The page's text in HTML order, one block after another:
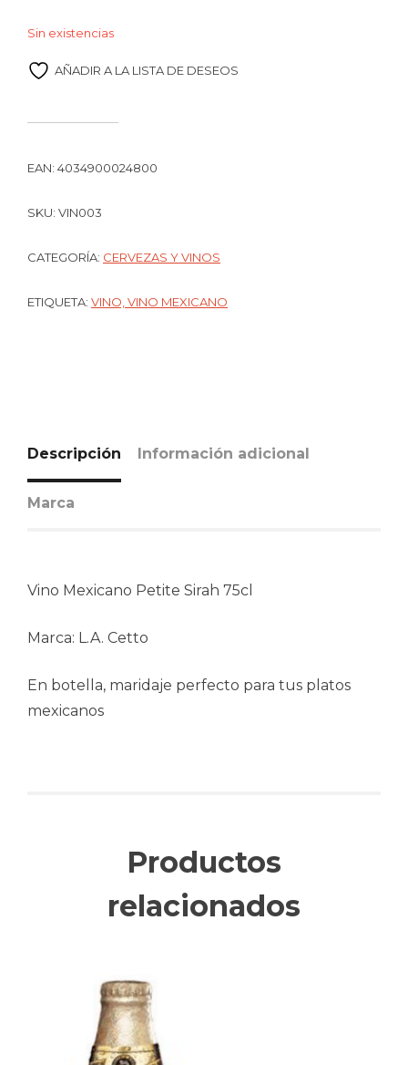
Sin existencias
AÑADIR A LA LISTA DE DESEOS
EAN: 4034900024800
SKU: VIN003
CATEGORÍA: CERVEZAS Y VINOS
ETIQUETA: VINO, VINO MEXICANO
Descripción Información adicional
Marca
Vino Mexicano Petite Sirah 75cl
Marca: L.A. Cetto
En botella, maridaje perfecto para tus platos
mexicanos
Productos
relacionados